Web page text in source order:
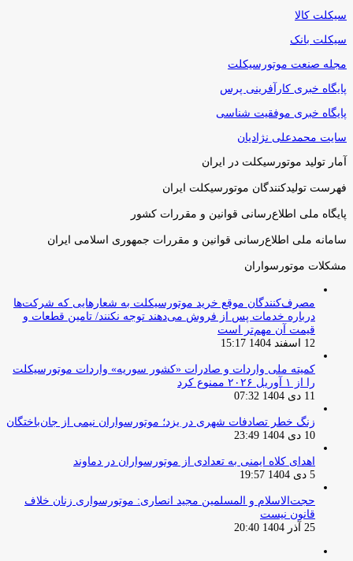
سیکلت کالا
سیکلت بانک
مجله صنعت موتورسیکلت
پایگاه خبری کارآفرینی پرس
پایگاه خبری موفقیت شناسی
سایت محمدعلی نژادیان
آمار تولید موتورسیکلت در ایران
فهرست تولیدکنندگان موتورسیکلت ایران
پایگاه ملی اطلاع‌رسانی قوانین و مقررات کشور
سامانه ملی اطلاع‌رسانی قوانین و مقررات جمهوری اسلامی ایران
مشکلات موتورسواران
مصرف‌کنندگان موقع خرید موتورسیکلت به شعارهایی که شرکت‌ها
درباره خدمات پس از فروش می‌دهند توجه نکنند/ تامین قطعات و
قیمت آن مهم‌تر است
12 اسفند 1404 15:17
کمیته ملی واردات و صادرات «کشور سوریه» واردات موتورسیکلت
را از ۱ آوریل ۲۰۲۶ ممنوع کرد
11 دی 1404 07:32
زنگ خطر تصادفات شهری در یزد؛ موتورسواران نیمی از جان‌باختگان
10 دی 1404 23:49
اهدای کلاه ایمنی به تعدادی از موتورسواران در دماوند
5 دی 1404 19:57
حجت‌الاسلام و المسلمین مجید انصاری: موتورسواری زنان خلاف
قانون نیست
25 آذر 1404 20:40